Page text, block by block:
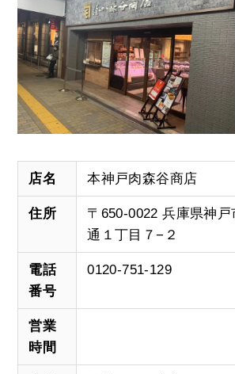
店名 本神戸肉森谷商店
住所
〒650-0022 兵庫県神戸
通１丁目７−２
電話
番号
0120-751-129
営業
時間